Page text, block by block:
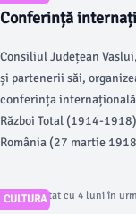
Conferință
Consiliul Județean
și partenerii săi,
conferința
Război Total (1914-
România (27 martie
CULTURA
Articol postat cu 4 luni în